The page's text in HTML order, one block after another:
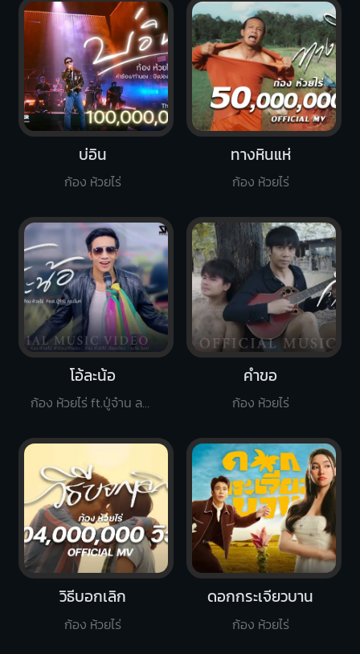
บ่อิน
ก้อง ห้วยไร่
ทางหินแห่
ก้อง ห้วยไร่
โอ้ละน้อ
ก้อง ห้วยไร่ ft.ปู่จ๋าน ลองไมค์
คำขอ
ก้อง ห้วยไร่
วิธีบอกเลิก
ก้อง ห้วยไร่
ดอกกระเจียวบาน
ก้อง ห้วยไร่